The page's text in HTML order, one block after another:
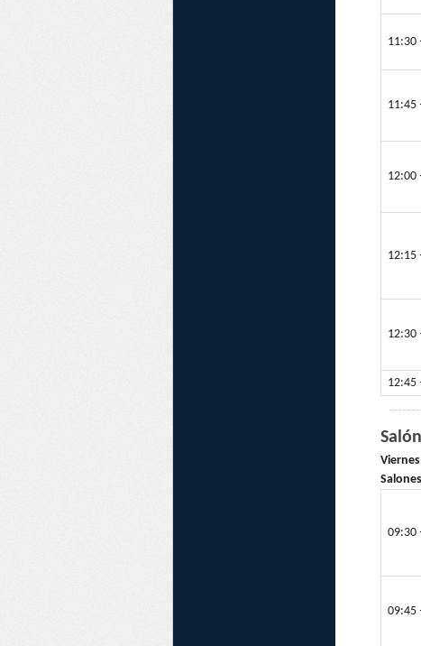
11:30
11:45
12:00
12:15
12:30
12:45
09:30
09:45